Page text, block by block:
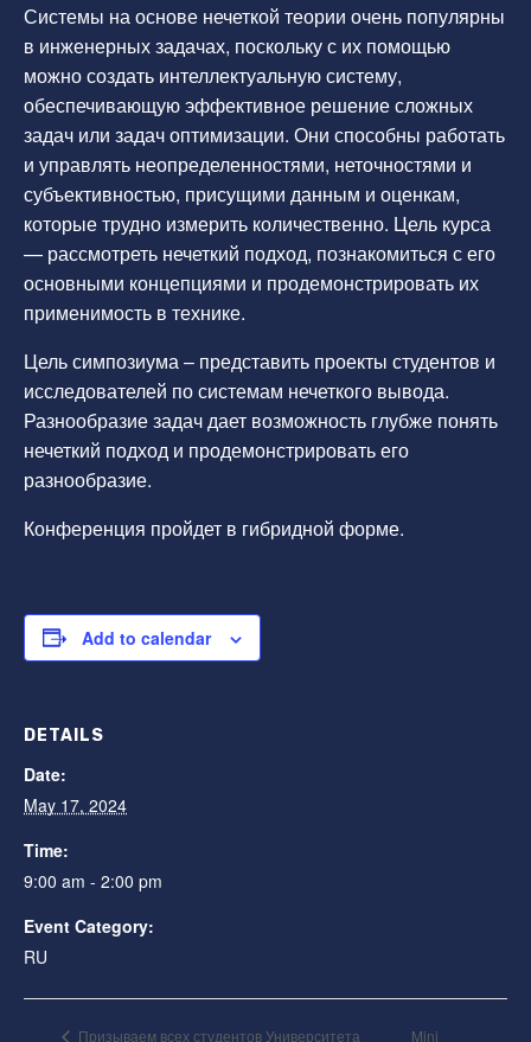
Системы на основе нечеткой теории очень популярны
в инженерных задачах, поскольку с их помощью
можно создать интеллектуальную систему,
обеспечивающую эффективное решение сложных
задач или задач оптимизации. Они способны работать
и управлять неопределенностями, неточностями и
субъективностью, присущими данным и оценкам,
которые трудно измерить количественно. Цель курса
— рассмотреть нечеткий подход, познакомиться с его
основными концепциями и продемонстрировать их
применимость в технике.
Цель симпозиума – представить проекты студентов и
исследователей по системам нечеткого вывода.
Разнообразие задач дает возможность глубже понять
нечеткий подход и продемонстрировать его
разнообразие.
Конференция пройдет в гибридной форме.
Add to calendar
DETAILS
Date:
May 17, 2024
Time:
9:00 am - 2:00 pm
Event Category:
RU
Призываем всех студентов Университета Mini